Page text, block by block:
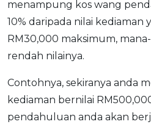
menampung kos wang
10% daripada nilai kediaman
RM30,000 maksimum,
rendah nilainya.
Contohnya, sekiranya anda
kediaman bernilai
pendahuluan anda akan